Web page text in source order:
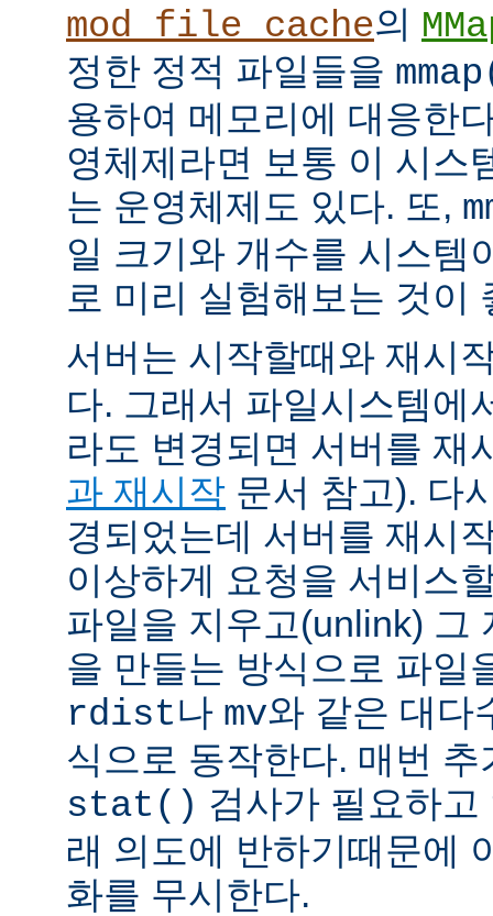
mod_file_cache의
정한 정적 파일들을
용하여 메모리에 대응한
영체제라면 보통 이 시스
는 운영체제도 있다. 또,
일 크기와 개수를 시스템
로 미리 실험해보는 것이
서버는 시작할때와 재시
다. 그래서 파일시스템에
라도 변경되면 서버를 재
과 재시작 문서 참고). 다
경되었는데 서버를 재시
이상하게 요청을 서비스
파일을 지우고(unlink) 그
을 만들는 방식으로 파일
rdist나 mv와 같은 대다
식으로 동작한다. 매번
stat() 검사가 필요하
래 의도에 반하기때문에
화를 무시한다.